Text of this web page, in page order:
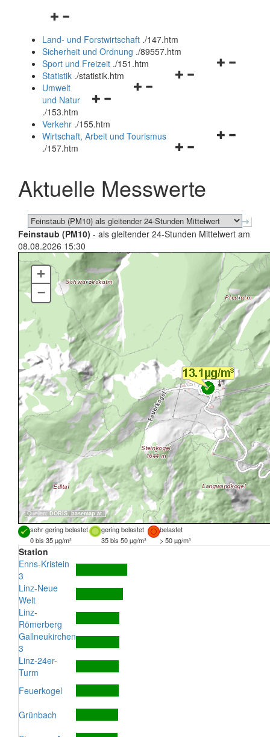
Navigationsmenü
und
schließen
Land- und Forstwirtschaft ./147.htm
Sicherheit und Ordnung ./89557.htm
Navigationsmenü
Sport und Freizeit ./151.htm
Navigationsmenü
Statistik ./statistik.htm
Navigationsmenü
und
schließen
Umwelt
und Natur
./153.htm
Verkehr ./155.htm
Navigationsmenü
schließen
Wirtschaft, Arbeit und Tourismus
./157.htm
Aktuelle Messwerte
Feinstaub (PM10) - als gleitender 24-Stunden Mittelwert am
08.08.2026 15:30
Quellen: DORIS, basemap.at
+
–
sehr gering belastet gering belastet
belastet
0 bis 35 µg/m³
35 bis 50 µg/m³ > 50 µg/m³
Station
Enns-Kristein
3
Linz-Neue
Welt
Linz-
Römerberg
Gallneukirchen
3
Linz-24er-
Turm
Feuerkogel
Grünbach